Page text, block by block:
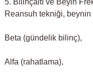
5. Bilinçaltı ve Beyin
Reansuh tekniği, beynin
Beta (gündelik bilinç),
Alfa (rahatlama),